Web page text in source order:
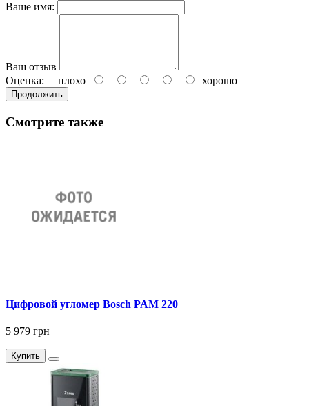
Ваше имя:
Ваш отзыв
Оценка: плохо хорошо
Продолжить
Смотрите также
Цифровой угломер Bosch PAM 220
5 979 грн
Купить